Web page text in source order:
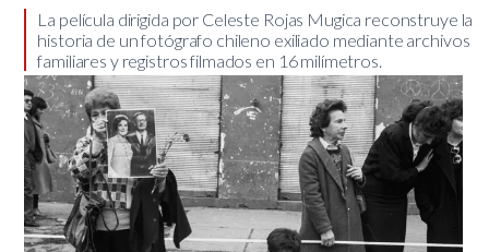
​La película dirigida por Celeste Rojas Mugica reconstruye la
historia de un fotógrafo chileno exiliado mediante archivos
familiares y registros filmados en 16 milímetros.